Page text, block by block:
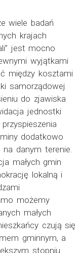
wiele badań
krajach
jest mocno
wyjątkami
między kosztami
samorządowej
do zjawiska
jednostki
dodatkowo
na danym terenie.
małych gmin
lokalną i
możemy
małych
czują się
gminnym, a
stopniu